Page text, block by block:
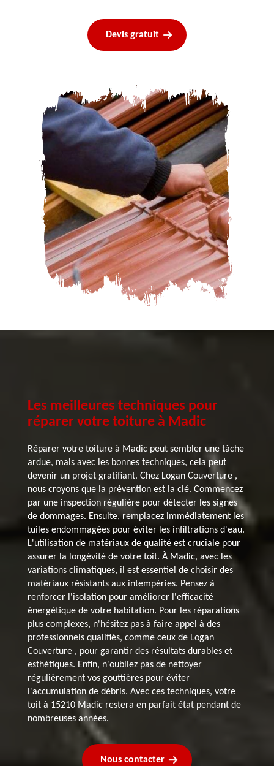
Devis gratuit
Les meilleures techniques pour
réparer votre toiture à Madic
Réparer votre toiture à Madic peut sembler une tâche
ardue, mais avec les bonnes techniques, cela peut
devenir un projet gratifiant. Chez Logan Couverture ,
nous croyons que la prévention est la clé. Commencez
par une inspection régulière pour détecter les signes
de dommages. Ensuite, remplacez immédiatement les
tuiles endommagées pour éviter les infiltrations d'eau.
L'utilisation de matériaux de qualité est cruciale pour
assurer la longévité de votre toit. À Madic, avec les
variations climatiques, il est essentiel de choisir des
matériaux résistants aux intempéries. Pensez à
renforcer l'isolation pour améliorer l'efficacité
énergétique de votre habitation. Pour les réparations
plus complexes, n'hésitez pas à faire appel à des
professionnels qualifiés, comme ceux de Logan
Couverture , pour garantir des résultats durables et
esthétiques. Enfin, n'oubliez pas de nettoyer
régulièrement vos gouttières pour éviter
l'accumulation de débris. Avec ces techniques, votre
toit à 15210 Madic restera en parfait état pendant de
nombreuses années.
Nous contacter